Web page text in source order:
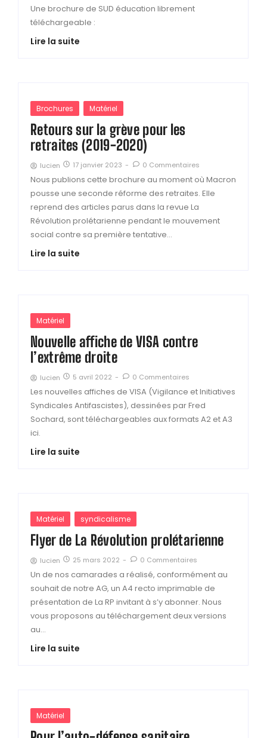
Une brochure de SUD éducation librement
téléchargeable :
Lire la suite
Brochures Matériel
Retours sur la grève pour les
retraites (2019-2020)
lucien 17 janvier 2023 - 0 Commentaires
Nous publions cette brochure au moment où Macron
pousse une seconde réforme des retraites. Elle
reprend des articles parus dans la revue La
Révolution prolétarienne pendant le mouvement
social contre sa première tentative...
Lire la suite
Matériel
Nouvelle affiche de VISA contre
l’extrême droite
lucien 5 avril 2022 - 0 Commentaires
Les nouvelles affiches de VISA (Vigilance et Initiatives
Syndicales Antifascistes), dessinées par Fred
Sochard, sont téléchargeables aux formats A2 et A3
ici.
Lire la suite
Matériel syndicalisme
Flyer de La Révolution prolétarienne
lucien 25 mars 2022 - 0 Commentaires
Un de nos camarades a réalisé, conformément au
souhait de notre AG, un A4 recto imprimable de
présentation de La RP invitant à s’y abonner. Nous
vous proposons au téléchargement deux versions
au...
Lire la suite
Matériel